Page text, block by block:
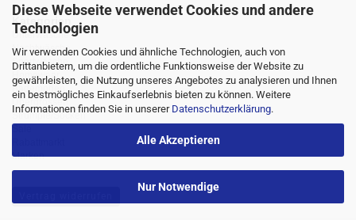
Diese Webseite verwendet Cookies und andere
Technologien
Wir verwenden Cookies und ähnliche Technologien, auch von
Drittanbietern, um die ordentliche Funktionsweise der Website zu
gewährleisten, die Nutzung unseres Angebotes zu analysieren und Ihnen
ein bestmögliches Einkaufserlebnis bieten zu können. Weitere
Informationen finden Sie in unserer Datenschutzerklärung.
Alle Akzeptieren
Nur Notwendige
Kategorien
Unterwäsche
Nachtwäsche
Sportwäsche
Homewear
Bademoden
Übergrössen
Strümpfe/Socken
Marken